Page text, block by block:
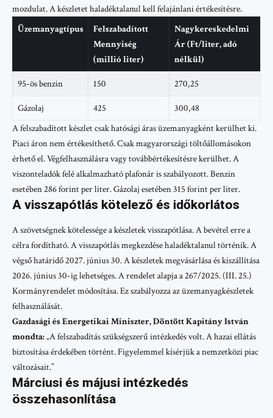
mozdulat. A készletet haladéktalanul kell felajánlani értékesítésre.
Üzemanyagtípus
Felszabadított
Mennyiség
(millió liter)
Nagykereskedelmi
Ár (Ft/liter, adó
nélkül)
95-ös benzin 150 270,25
Gázolaj 425
300,48
A felszabadított készlet csak hatósági áras üzemanyagként kerülhet ki.
Piaci áron nem értékesíthető. Csak magyarországi töltőállomásokon
érhető el. Végfelhasználásra vagy továbbértékesítésre kerülhet. A
viszonteladók felé alkalmazható plafonár is szabályozott. Benzin
esetében 286 forint per liter. Gázolaj esetében 315 forint per liter.
A visszapótlás kötelező és időkorlátos
A szövetségnek kötelessége a készletek visszapótlása. A bevétel erre a
célra fordítható. A visszapótlás megkezdése haladéktalanul történik. A
végső határidő 2027. június 30. A készletek megvásárlása és kiszállítása
2026. június 30-ig lehetséges. A rendelet alapja a 267/2025. (III. 25.)
Kormányrendelet módosítása. Ez szabályozza az üzemanyagkészletek
felhasználását.
Gazdasági és Energetikai Miniszter, Döntött Kapitány István
mondta:„A felszabadítás szükségszerű intézkedés volt. A hazai ellátás
biztosítása érdekében történt. Figyelemmel kísérjük a nemzetközi piac
változásait.”
Márciusi és májusi intézkedés
összehasonlítása